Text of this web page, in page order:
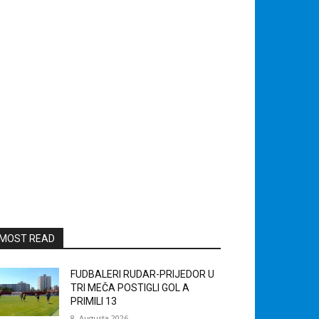
READ
FUDBALERI RUDAR-PRIJEDOR U
TRI MEČA POSTIGLI GOL A
PRIMILI 13